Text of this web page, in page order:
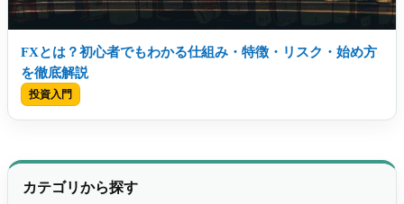
FXとは？初心者でもわかる仕組み・特徴・リスク・始め方
を徹底解説
投資入門
カテゴリから探す